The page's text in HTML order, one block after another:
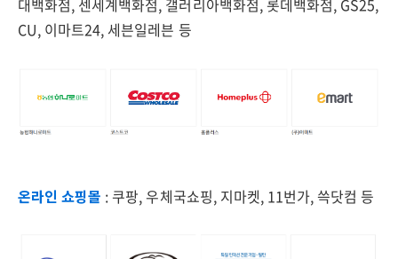
대백화점, 센세계백화점, 갤러리아백화점, 롯데백화점, GS25,
CU, 이마트24, 세븐일레븐 등
온라인 쇼핑몰 : 쿠팡, 우체국쇼핑, 지마켓, 11번가, 쓱닷컴 등